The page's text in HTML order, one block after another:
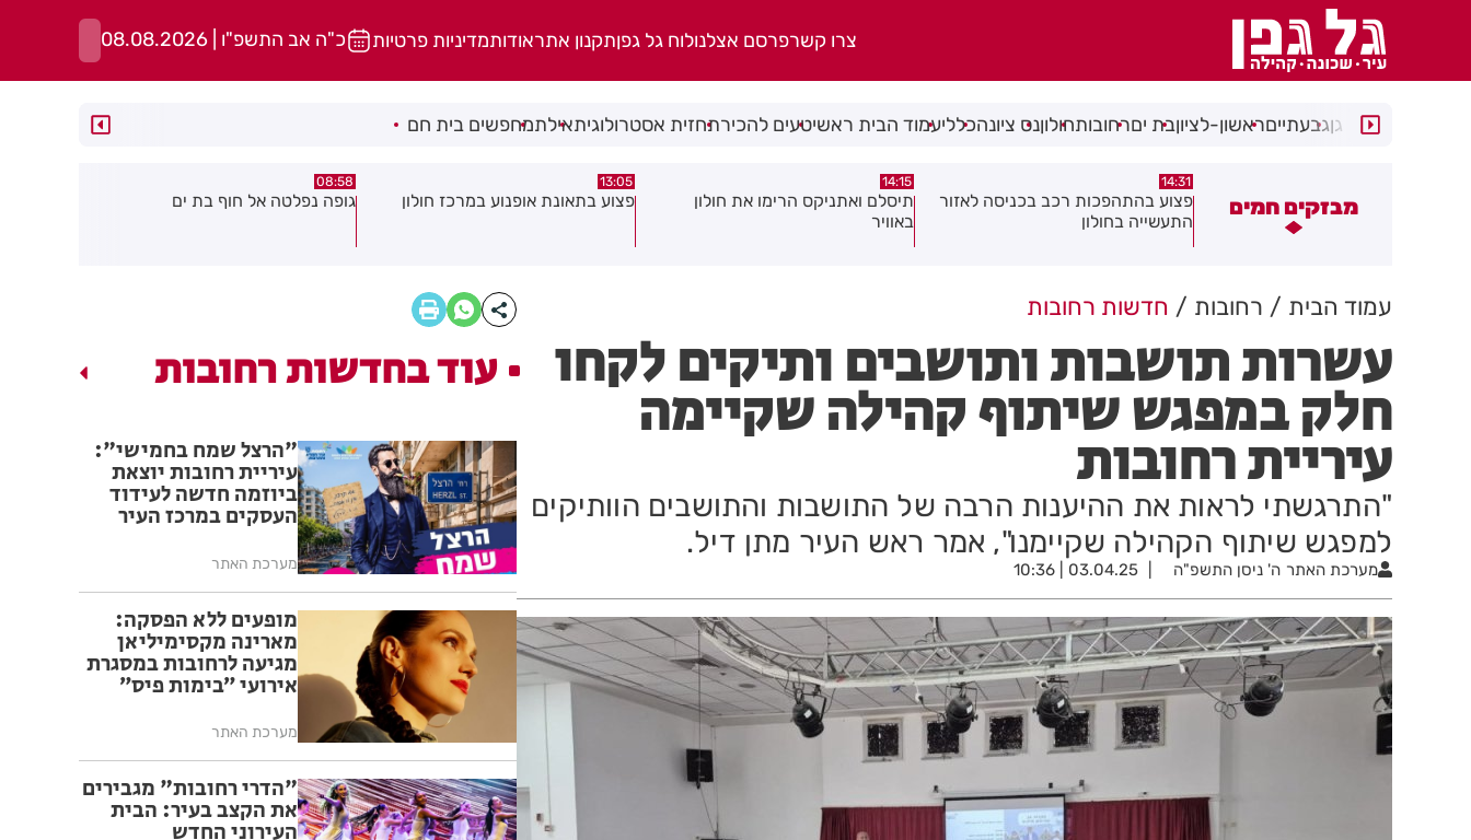
צרו קשרפרסם אצלנולוח גל גפןתקנון אתראודותמדיניות פרטיות כ"ה אב התשפ"ו | 08.08.2026
רמת גןגבעתייםראשון-לציוןבת יםרחובותחולוןנס ציונהכלליעמוד הבית ראשיטעים להכירתחזית אסטרולוגיתאילתמחפשים בית חם
מבזקים חמים
פצוע בהתהפכות רכב בכניסה לאזור
התעשייה בחולון
14:15
תיסלם ואתניקס הרימו את חולון
באוויר
13:05
פצוע בתאונת אופנוע במרכז חולון
08:58
גופה נפלטה אל חוף בת ים
08:29
חשד להצתה בשלושה מוקדים ברמת
עמוד הבית רחובות חדשות רחובות
עשרות תושבות ותושבים ותיקים לקחו
חלק במפגש שיתוף קהילה שקיימה
עיריית רחובות
"התרגשתי לראות את ההיענות הרבה של התושבות והתושבים הוותיקים
למפגש שיתוף הקהילה שקיימנו", אמר ראש העיר מתן דיל.
מערכת האתר ה' ניסן התשפ"ה 03.04.25 | 10:36
עוד בחדשות רחובות
"הרצל שמח בחמישי":
עיריית רחובות יוצאת
ביוזמה חדשה לעידוד
העסקים במרכז העיר
מערכת האתר
מופעים ללא הפסקה:
מארינה מקסימיליאן
מגיעה לרחובות במסגרת
אירועי ״בימות פיס״
מערכת האתר
"הדרי רחובות" מגבירים
את הקצב בעיר: הבית
העירוני החדש